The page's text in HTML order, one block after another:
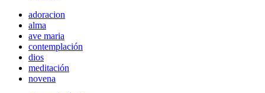
adoracion
alma
ave maria
contemplación
dios
meditación
novena